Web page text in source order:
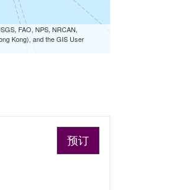
FAO, NPS, NRCAN,
Kong), and the GIS User
预订